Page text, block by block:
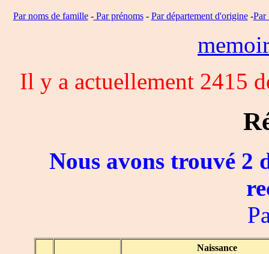
Par noms de famille-Par prénoms- Par département d'origine-Par
Il y a actuellement 2415
Nous avons trouvé 2
Naissance